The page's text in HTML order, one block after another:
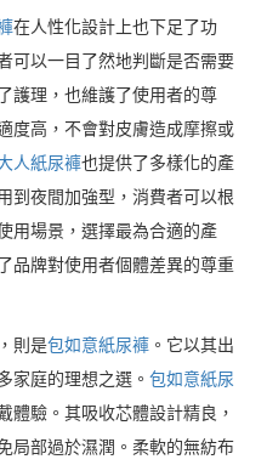
在人性化設計上也下足了功
可以一目了然地判斷是否需要
護理，也維護了使用者的尊
度高，不會對皮膚造成摩擦或
人紙尿褲也提供了多樣化的產
到夜間加強型，消費者可以根
用場景，選擇最為合適的產
品牌對使用者個體差異的尊重
則是包如意紙尿褲 。它以其出
家庭的理想之選。 包如意紙尿
體驗。其吸收芯體設計精良，
局部過於濕潤。柔軟的無紡布